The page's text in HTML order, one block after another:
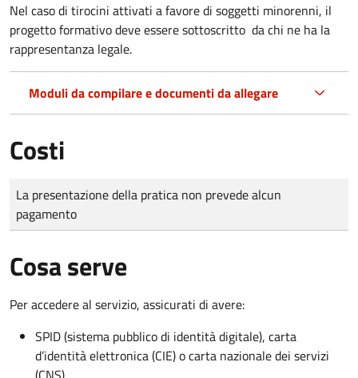
Nel caso di tirocini attivati a favore di soggetti minorenni, il
progetto formativo deve essere sottoscritto da chi ne ha la
rappresentanza legale.
Moduli da compilare e documenti da allegare
Costi
Tipo di pagamento
Importo
La presentazione della pratica non prevede alcun
pagamento
Cosa serve
Per accedere al servizio, assicurati di avere:
SPID (sistema pubblico di identità digitale), carta
d’identità elettronica (CIE) o carta nazionale dei servizi